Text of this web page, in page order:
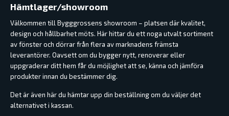
Hämtlager/showroom
Välkommen till Bygggrossens showroom – platsen där kvalitet,
design och hållbarhet möts. Här hittar du ett noga utvalt sortiment
av fönster och dörrar från flera av marknadens främsta
leverantörer. Oavsett om du bygger nytt, renoverar eller
uppgraderar ditt hem får du möjlighet att se, känna och jämföra
produkter innan du bestämmer dig.
Det är även här du hämtar upp din beställning om du väljer det
alternativet i kassan.